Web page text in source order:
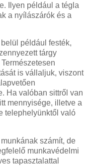
Ilyen például a tégla
a nyílászárók és a
például festék,
tárgy
is vállaljuk, viszont
Ha valóban sittről van
mennyisége, illetve a
telephelyünktől való
számít, de
munkavédelmi
tapasztalattal